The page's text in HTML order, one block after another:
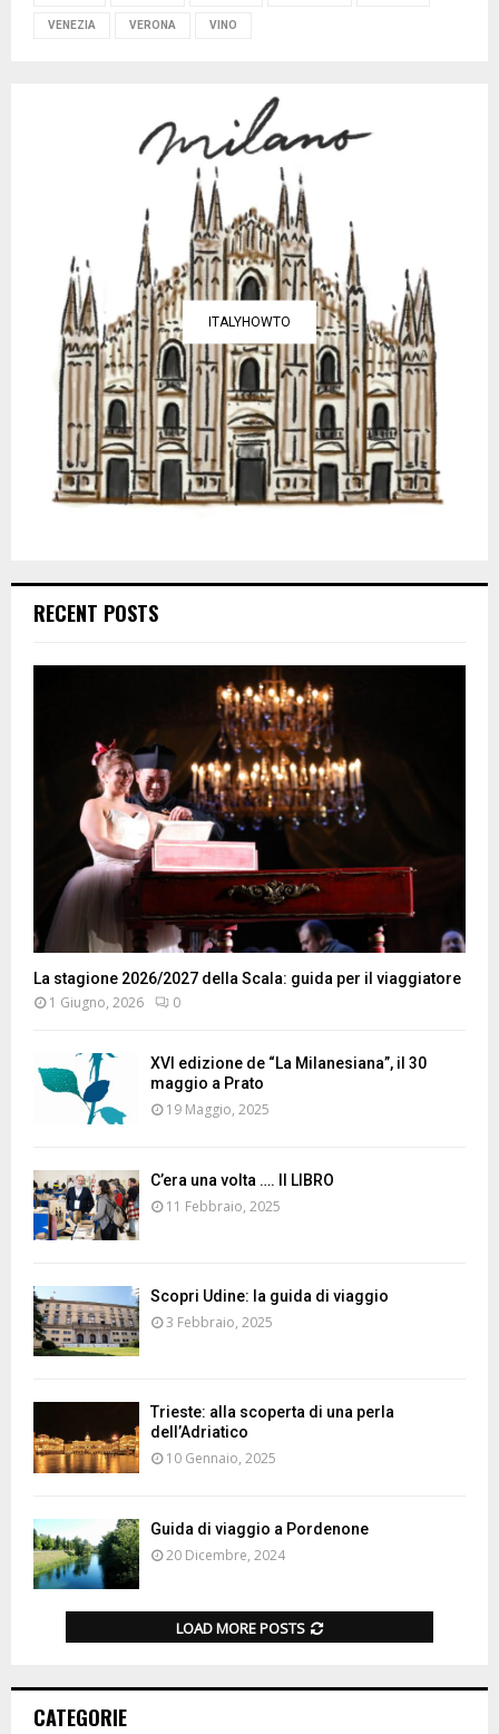
VENEZIA VERONA VINO
ITALYHOWTO
RECENT POSTS
La stagione 2026/2027 della Scala: guida per il viaggiatore
1 Giugno, 2026 0
XVI edizione de “La Milanesiana”, il 30
maggio a Prato
19 Maggio, 2025
C’era una volta …. Il LIBRO
11 Febbraio, 2025
Scopri Udine: la guida di viaggio
3 Febbraio, 2025
Trieste: alla scoperta di una perla
dell’Adriatico
10 Gennaio, 2025
Guida di viaggio a Pordenone
20 Dicembre, 2024
LOAD MORE POSTS
CATEGORIE